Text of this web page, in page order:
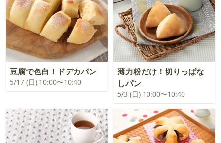
豆腐で色白！ドデカパン
5/17 (日) 10:00〜10:40
薄力粉だけ！切りっぱな
しパン
5/3 (日) 10:00〜10:40